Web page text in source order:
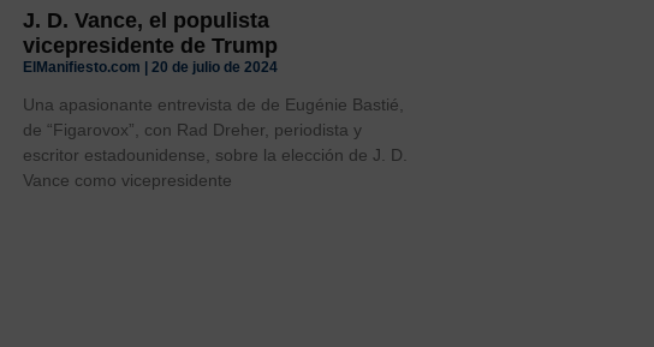
J. D. Vance, el populista
vicepresidente de Trump
ElManifiesto.com 20 de julio de 2024
Una apasionante entrevista de de Eugénie Bastié,
de “Figarovox”, con Rad Dreher, periodista y
escritor estadounidense, sobre la elección de J. D.
Vance como vicepresidente